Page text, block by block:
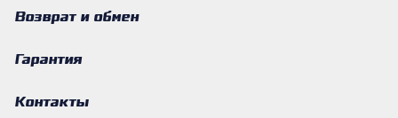
Возврат и обмен
Гарантия
Контакты